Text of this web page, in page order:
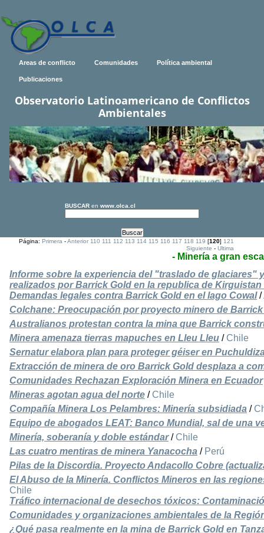
Areas de conflicto Comunidades Política ambiental
Publicaciones
Observatorio Latinoamericano de Conflictos
Ambientales
BUSCAR en www.olca.cl
Página:Primera -Anterior 110 111 112 113 114 115 116 117 118 119 [120]121
Siguiente -Ultima
- Minería a gran
Informe sobre la experiencia del "traslado de glaciares"
realizados por Barrick Gold en la republica de Kirguistan
Demandas legales contra Barrick Gold en el lago Cowal/
Colchane: Preocupación por proyecto minero de
Australianos protestan contra la mina que Barrick
Minera amenaza tierras mapuches en Lleu Lleu / Chile
Sernatur elabora plan para proteger géiser en
Extracción de minera de oro Barrick Gold desplaza a
Comunidades Rechazan Exploración Minera en Ecuador
Mineras agotan agua del norte / Chile
Compañía Minera Los Pelambres: Minería subsidiada /
Equipo de abogados LEAT: Banco Mundial, sal de una
Minería, soberanía y doble estándar/ Chile
Las cuatro mentiras de minera Yanacocha / Perú
Pilas de la Discordia. Proyecto Andacollo Cobre
El Abuso de la Minería. Conflictos Mineros en las
Chile
Tráfico internacional de desechos tóxicos:
Comunidades y organizaciones ambientales de la
¿Qué pasa realmente en la mina de Barrick Gold en